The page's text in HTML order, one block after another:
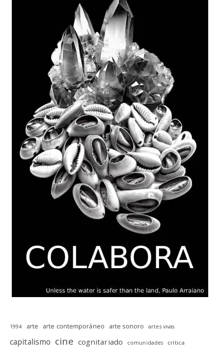
1994 arte arte contemporáneo arte sonoro artes vivas
capitalismo cine cognitariado comunidades crítica